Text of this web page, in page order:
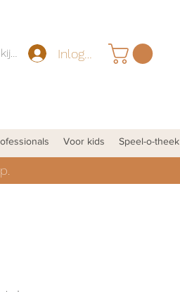
Inloggen
Punten bekijken
Voor kids Speel-o-theek